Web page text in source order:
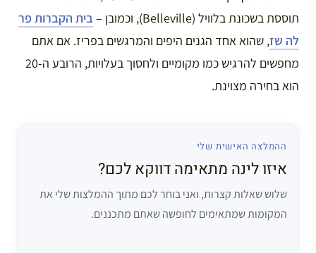
תוססת בשכונת בלוויל (Belleville), וכמובן –
בית הקברות פר
לה שז, שהוא אחד הגנים היפים והמרגשים בפריז. אם אתם
מחפשים להרגיש כמו מקומיים ולחסוך בעלויות, הרובע ה-20
הוא בחירה מצוינת.
ההמלצה האישית שלי
איזו לינה מתאימה דווקא לכם?
שלוש שאלות קצרות, ואני בוחר לכם מתוך ההמלצות שלי את
המקומות שמתאימים לחופשה שאתם מתכננים.